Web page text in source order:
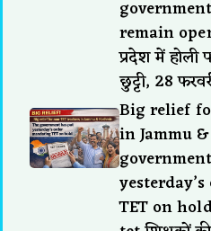
remain
प्रदेश में होली
छुट्टी, 28
Big relief
in Jammu
TET on